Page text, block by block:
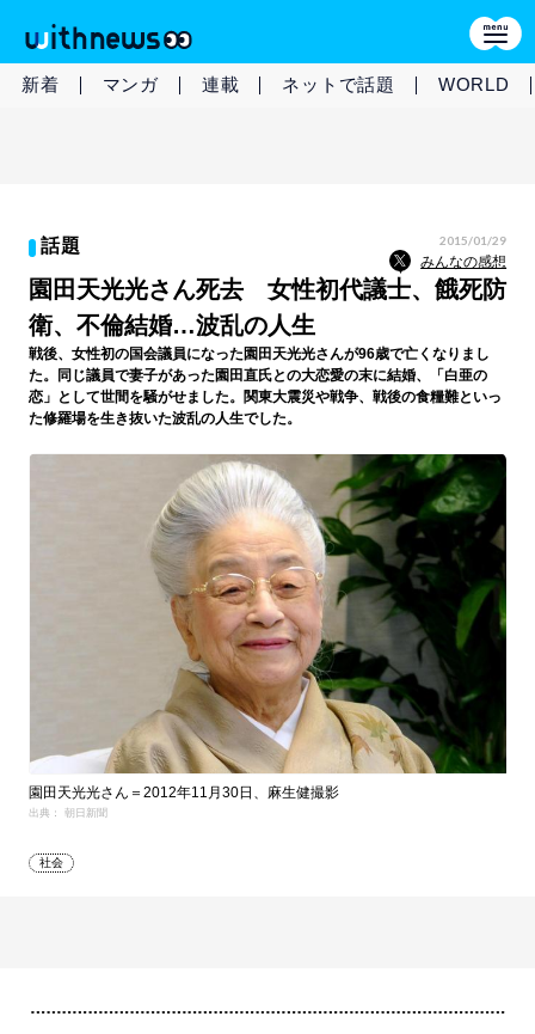
新着 マンガ 連載 ネットで話題 WORLD
話題 2015/01/29
みんなの感想
園田天光光さん死去 女性初代議士、餓死防
衛、不倫結婚…波乱の人生
戦後、女性初の国会議員になった園田天光光さんが96歳で亡くなりまし
た。同じ議員で妻子があった園田直氏との大恋愛の末に結婚、「白亜の
恋」として世間を騒がせました。関東大震災や戦争、戦後の食糧難といっ
た修羅場を生き抜いた波乱の人生でした。
園田天光光さん＝2012年11月30日、麻生健撮影
出典： 朝日新聞
社会